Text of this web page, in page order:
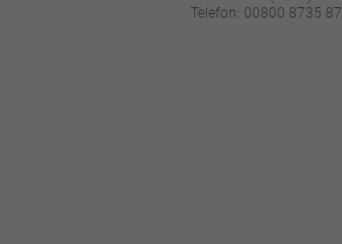
Telefon: 00800 8735